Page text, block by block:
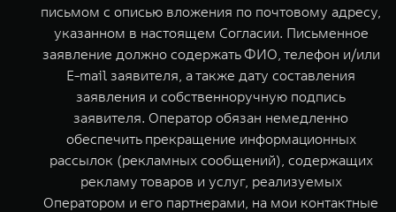
письмом с описью вложения по почтовому адресу,
указанном в настоящем Согласии. Письменное
заявление должно содержать ФИО, телефон и/или
E-mail заявителя, а также дату составления
заявления и собственноручную подпись
заявителя. Оператор обязан немедленно
обеспечить прекращение информационных
рассылок (рекламных сообщений), содержащих
рекламу товаров и услуг, реализуемых
Оператором и его партнерами, на мои контактные